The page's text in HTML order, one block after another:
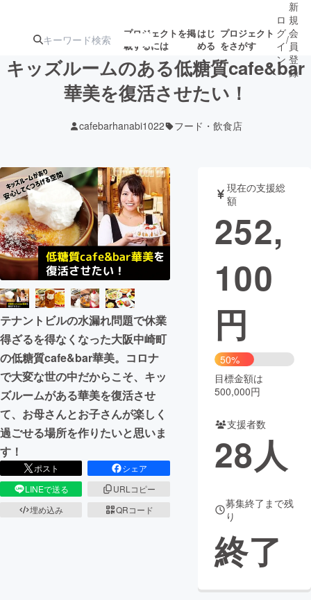
プロジェクトを掲
載するには
はじ
める
プロジェクト
をさがす
ターン
ジェクト
募集終了が近いプ
ロジェクト
アート・写真 音楽
テクノロジー・ガジェット ゲーム・サ
映像・映画
ビジネス・起業
まちづくり・地域活性化
CAMPFIRE for Social Good
CAMPFIRE Creation
CAMPFIREふるさと納税
コミュニティ
ロ
グ
イ
ン
/
新
規
会
員
登
録
キッズルームのある低糖質cafe&bar
華美を復活させたい！
cafebarhanabi1022 フード・飲食店
テナントビルの水漏れ問題で休業
得ざるを得なくなった大阪中崎町
の低糖質cafe&bar華美。コロナ
で大変な世の中だからこそ、キッ
ズルームがある華美を復活させ
て、お母さんとお子さんが楽しく
過ごせる場所を作りたいと思いま
す！
ポスト
シェア
LINEで送る
URLコピー
埋め込み
QRコード
現在の支援総
額
252,
100
円
50%
目標金額は
500,000円
支援者数
28人
募集終了まで残
り
終了